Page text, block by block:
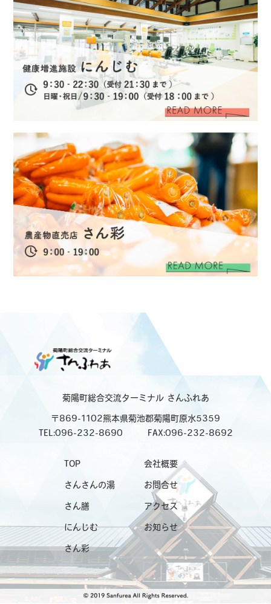
菊陽町総合交流ターミナルさんふれあ
〒869-1102熊本県菊池郡菊陽町原水5359
TEL:096-232-8690
FAX:096-232-8692
TOP 会社概要
さんさんの湯 お問合せ
さん膳 アクセス
にんじむ お知らせ
さん彩